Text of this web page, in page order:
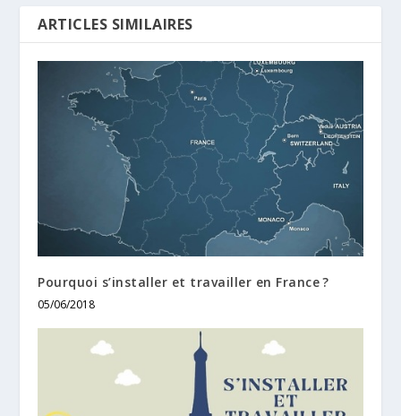
ARTICLES SIMILAIRES
Pourquoi s’installer et travailler en France ?
05/06/2018